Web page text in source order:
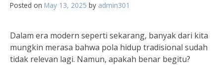
Posted on May 13, 2025 by admin301
Dalam era modern seperti sekarang, banyak dari kita
mungkin merasa bahwa pola hidup tradisional sudah
tidak relevan lagi. Namun, apakah benar begitu?